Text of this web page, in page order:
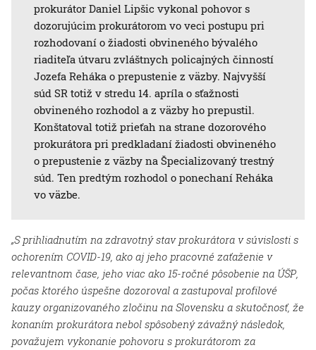
prokurátor Daniel Lipšic vykonal pohovor s
dozorujúcim prokurátorom vo veci postupu pri
rozhodovaní o žiadosti obvineného bývalého
riaditeľa útvaru zvláštnych policajných činností
Jozefa Reháka o prepustenie z väzby. Najvyšší
súd SR totiž v stredu 14. apríla o sťažnosti
obvineného rozhodol a z väzby ho prepustil.
Konštatoval totiž prieťah na strane dozorového
prokurátora pri predkladaní žiadosti obvineného
o prepustenie z väzby na Špecializovaný trestný
súd. Ten predtým rozhodol o ponechaní Reháka
vo väzbe.
„S prihliadnutím na zdravotný stav prokurátora v súvislosti s
ochorením COVID-19, ako aj jeho pracovné zaťaženie v
relevantnom čase, jeho viac ako 15-ročné pôsobenie na ÚŠP,
počas ktorého úspešne dozoroval a zastupoval profilové
kauzy organizovaného zločinu na Slovensku a skutočnosť, že
konaním prokurátora nebol spôsobený závažný následok,
považujem vykonanie pohovoru s prokurátorom za